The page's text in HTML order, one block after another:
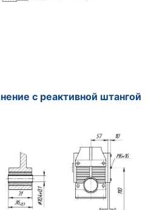
с реактивной штангой